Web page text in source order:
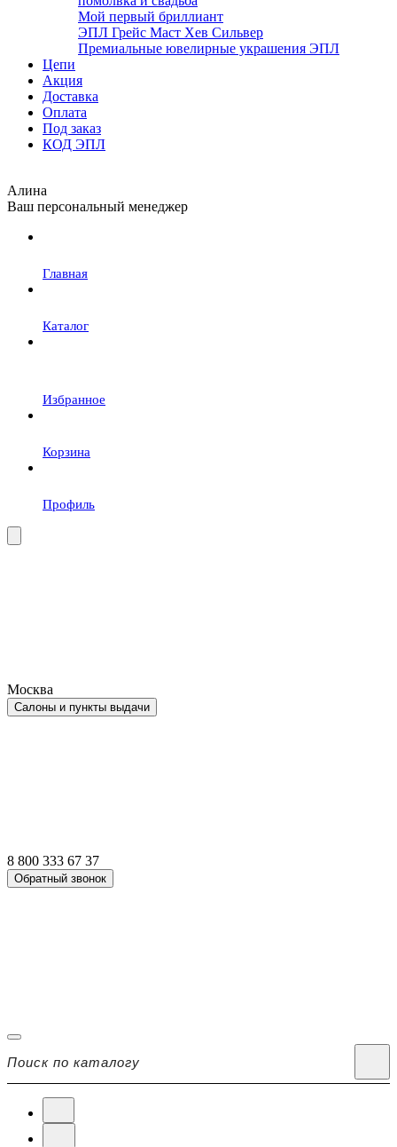
Мой первый бриллиант
ЭПЛ Грейс Маст Хев Сильвер
Премиальные ювелирные украшения ЭПЛ
Цепи
Акция
Доставка
Оплата
Под заказ
КОД ЭПЛ
Алина
Ваш персональный менеджер
Главная
Каталог
Избранное
Корзина
Профиль
Москва
Салоны и пункты выдачи
8 800 333 67 37
Обратный звонок